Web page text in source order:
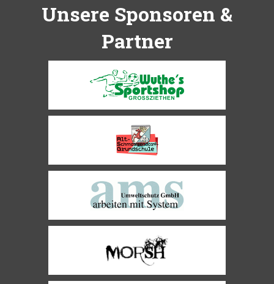
Unsere Sponsoren &
Partner